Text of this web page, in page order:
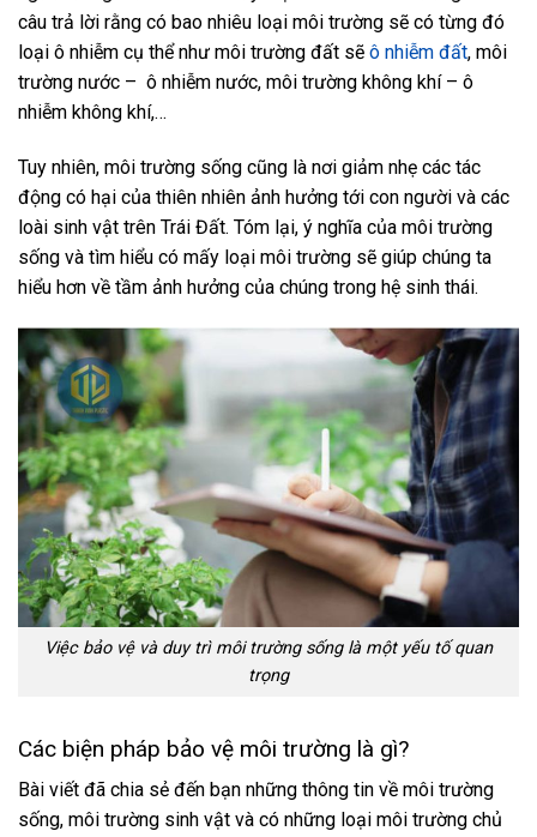
câu trả lời rằng có bao nhiêu loại môi trường sẽ có từng đó
loại ô nhiễm cụ thể như môi trường đất sẽ ô nhiễm đất, môi
trường nước – ô nhiễm nước, môi trường không khí – ô
nhiễm không khí,…
Tuy nhiên, môi trường sống cũng là nơi giảm nhẹ các tác
động có hại của thiên nhiên ảnh hưởng tới con người và các
loài sinh vật trên Trái Đất. Tóm lại, ý nghĩa của môi trường
sống và tìm hiểu có mấy loại môi trường sẽ giúp chúng ta
hiểu hơn về tầm ảnh hưởng của chúng trong hệ sinh thái.
Việc bảo vệ và duy trì môi trường sống là một yếu tố quan
trọng
Các biện pháp bảo vệ môi trường là gì?
Bài viết đã chia sẻ đến bạn những thông tin về môi trường
sống, môi trường sinh vật và có những loại môi trường chủ